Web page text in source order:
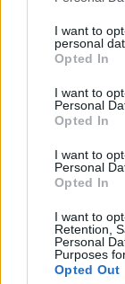
not limited to
grant or deny
use your data
consent section.
I want to
personal
Opted In
I want to
Personal
Opted In
I want to
Personal
Opted In
I want to
Retention,
Personal
Purposes
Opted Out
benyújtott
kerülnek a
hiánypótlásra
határidőig van
Értesítés a
A kiválasztott